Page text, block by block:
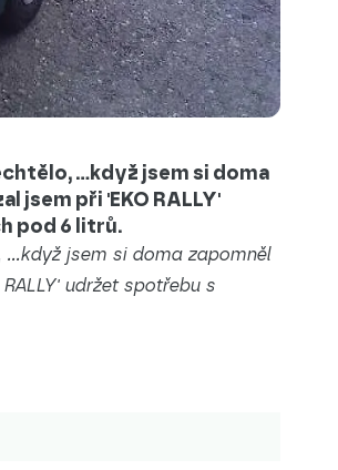
...když jsem si doma
jsem při 'EKO RALLY'
pod 6 litrů.
jsem si doma zapomněl
udržet spotřebu s